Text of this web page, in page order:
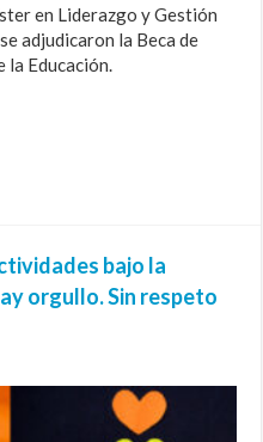
en Liderazgo y Gestión
adjudicaron la Beca de
Educación.
bajo la
orgullo. Sin respeto